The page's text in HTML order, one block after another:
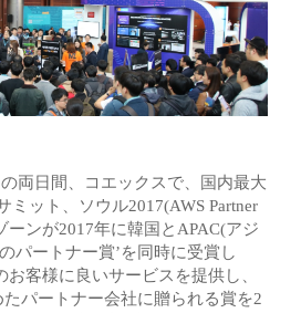
両日間、コエックスで、国内最大
ミット、ソウル2017(AWS Partner
ーンが2017年に韓国とAPAC(アジ
パートナー賞’を同時に受賞し
客様に良いサービスを提供し、
パートナー会社に贈られる賞を2